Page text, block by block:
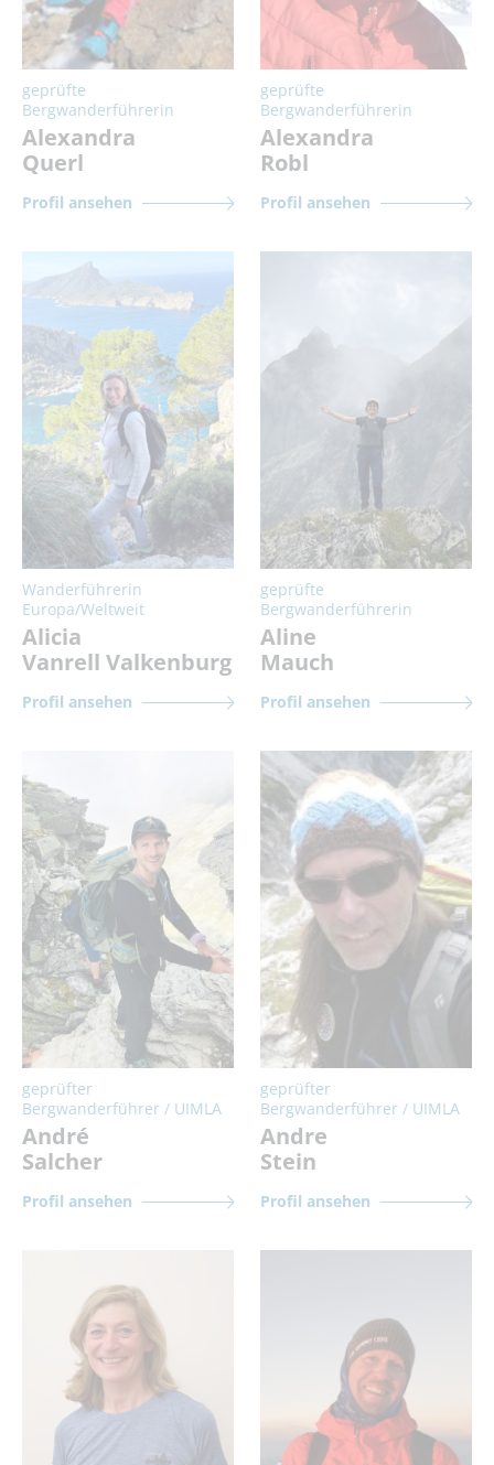
geprüfte
Bergwanderführerin
Alexandra
Querl
Profil ansehen
geprüfte
Bergwanderführerin
Alexandra
Robl
Profil ansehen
Wanderführerin
Europa/Weltweit
Alicia
Vanrell Valkenburg
Profil ansehen
geprüfte
Bergwanderführerin
Aline
Mauch
Profil ansehen
geprüfter
Bergwanderführer / UIMLA
André
Salcher
Profil ansehen
geprüfter
Bergwanderführer / UIMLA
Andre
Stein
Profil ansehen